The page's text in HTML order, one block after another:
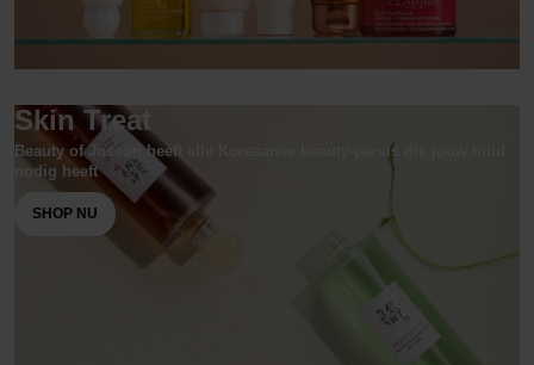
Skin Treat
Beauty of Joseon heeft alle Koreaanse beauty-parels die jouw huid
nodig heeft
SHOP NU